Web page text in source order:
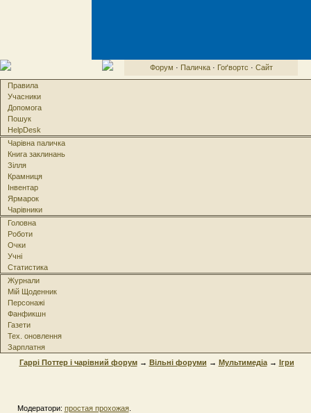
Форум · Паличка· Гоґвортс · Сайт
Правила
Учасники
Допомога
Пошук
HelpDesk
Чарівна паличка
Книга заклинань
Зілля
Крамниця
Інвентар
Ярмарок
Чарівники
Головна
Роботи
Очки
Учні
Статистика
Журнали
Мій Щоденник
Персонажі
Фанфикшн
Газети
Тех. оновлення
Зарплатня
Гаррі Поттер і чарівний форум→ Вільні форуми → Мультимедіа→ Ігри
Модератори: простая прохожая.